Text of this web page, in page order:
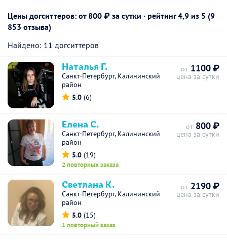
Цены догситтеров: от 800 ₽ за сутки · рейтинг4,9 из 5 (9
853 отзыва)
Найдено: 11 догситтеров
Наталья Г.
Санкт-Петербург, Калининский
район
5.0 (6)
от 1100 ₽
цена за сутки
Елена С.
Санкт-Петербург, Калининский
район
5.0 (19)
2 повторных заказа
от 800 ₽
цена за сутки
Светлана К.
Санкт-Петербург, Калининский
район
5.0 (15)
1 повторный заказ
от 2190 ₽
цена за сутки